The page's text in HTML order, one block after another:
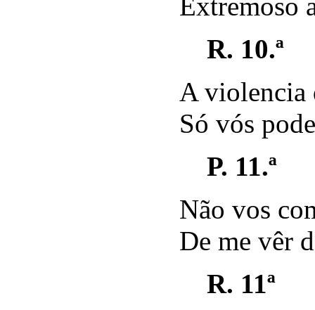
R. 10.ª
A violencia
Só vós
P. 11.ª
Não vos
De me vêr
R. 11ª